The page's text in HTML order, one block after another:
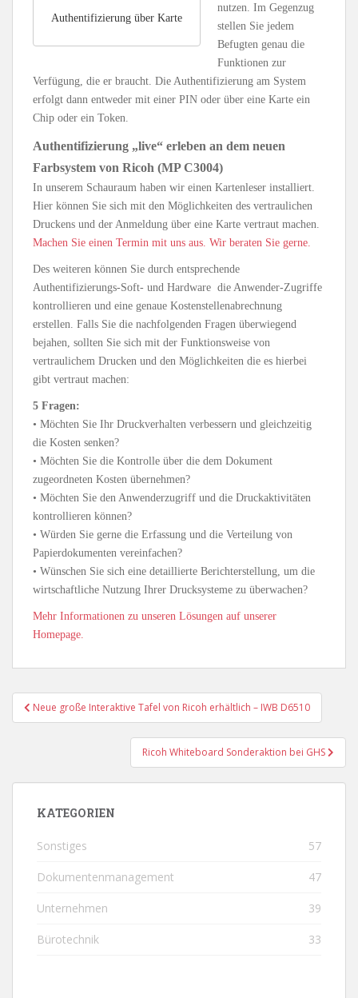
Authentifizierung über Karte
nutzen. Im Gegenzug
stellen Sie jedem
Befugten genau die
Funktionen zur
Verfügung, die er braucht. Die Authentifizierung am System
erfolgt dann entweder mit einer PIN oder über eine Karte ein
Chip oder ein Token.
Authentifizierung „live“ erleben an dem neuen
Farbsystem von Ricoh (MP C3004)
In unserem Schauraum haben wir einen Kartenleser installiert.
Hier können Sie sich mit den Möglichkeiten des vertraulichen
Druckens und der Anmeldung über eine Karte vertraut machen.
Machen Sie einen Termin mit uns aus. Wir beraten Sie gerne.
Des weiteren können Sie durch entsprechende
Authentifizierungs-Soft- und Hardware die Anwender-Zugriffe
kontrollieren und eine genaue Kostenstellenabrechnung
erstellen. Falls Sie die nachfolgenden Fragen überwiegend
bejahen, sollten Sie sich mit der Funktionsweise von
vertraulichem Drucken und den Möglichkeiten die es hierbei
gibt vertraut machen:
5 Fragen:
• Möchten Sie Ihr Druckverhalten verbessern und gleichzeitig
die Kosten senken?
• Möchten Sie die Kontrolle über die dem Dokument
zugeordneten Kosten übernehmen?
• Möchten Sie den Anwenderzugriff und die Druckaktivitäten
kontrollieren können?
• Würden Sie gerne die Erfassung und die Verteilung von
Papierdokumenten vereinfachen?
• Wünschen Sie sich eine detaillierte Berichterstellung, um die
wirtschaftliche Nutzung Ihrer Drucksysteme zu überwachen?
Mehr Informationen zu unseren Lösungen auf unserer
Homepage.
Beitragsnavigation
Neue große Interaktive Tafel von Ricoh erhältlich – IWB D6510
Ricoh Whiteboard Sonderaktion bei GHS
KATEGORIEN
Sonstiges 57
Dokumentenmanagement 47
Unternehmen 39
Bürotechnik 33